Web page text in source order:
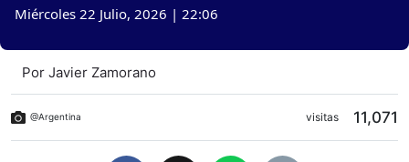
Miércoles 22 Julio, 2026 | 22:06
Por Javier Zamorano
@Argentina visitas 11,071